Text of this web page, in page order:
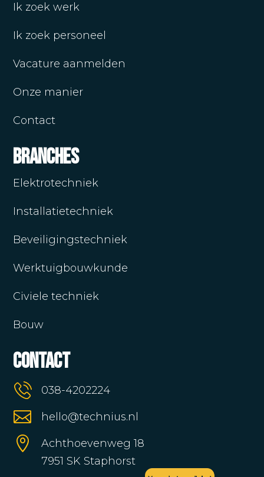
Ik zoek werk
Ik zoek personeel
Vacature aanmelden
Onze manier
Contact
Branches
Elektrotechniek
Installatietechniek
Beveiligingstechniek
Werktuigbouwkunde
Civiele techniek
Bouw
Contact
038-4202224
 hello@technius.nl

Achthoevenweg 18
7951 SK Staphorst